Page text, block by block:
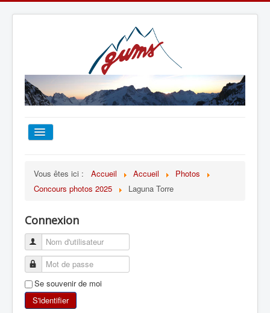
TOUT SUR LE GUMS
ESCALADE
ALPINISME
SKI DE RANDONNÉE
Vous êtes ici : Accueil Accueil
Photos
Concours photos 2025
Laguna Torre
Connexion
Se souvenir de moi
S'identifier